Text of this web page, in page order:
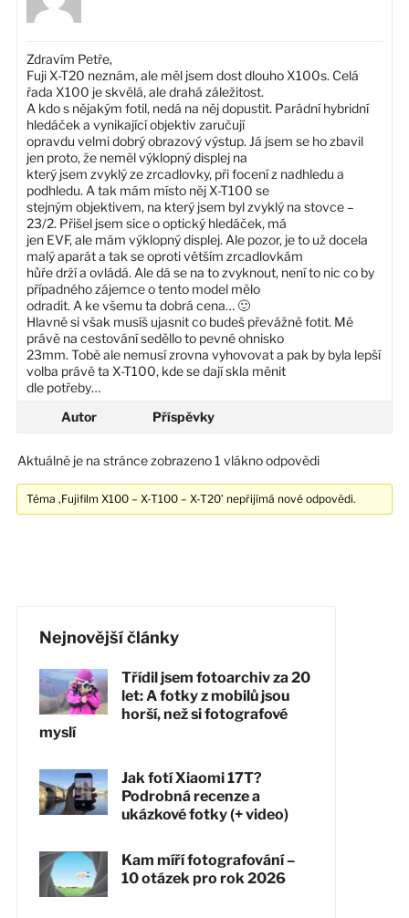
Zdravím Petře,
Fuji X-T20 neznám, ale měl jsem dost dlouho X100s. Celá
řada X100 je skvělá, ale drahá záležitost.
A kdo s nějakým fotil, nedá na něj dopustit. Parádní hybridní
hledáček a vynikající objektiv zaručují
opravdu velmi dobrý obrazový výstup. Já jsem se ho zbavil
jen proto, že neměl výklopný displej na
který jsem zvyklý ze zrcadlovky, při focení z nadhledu a
podhledu. A tak mám místo něj X-T100 se
stejným objektivem, na který jsem byl zvyklý na stovce –
23/2. Přišel jsem sice o optický hledáček, má
jen EVF, ale mám výklopný displej. Ale pozor, je to už docela
malý aparát a tak se oproti větším zrcadlovkám
hůře drží a ovládá. Ale dá se na to zvyknout, není to nic co by
případného zájemce o tento model mělo
odradit. A ke všemu ta dobrá cena… 🙂
Hlavně si však musíš ujasnit co budeš převážně fotit. Mě
právě na cestování seděllo to pevné ohnisko
23mm. Tobě ale nemusí zrovna vyhovovat a pak by byla lepší
volba právě ta X-T100, kde se dají skla měnit
dle potřeby…
Autor
Příspěvky
Aktuálně je na stránce zobrazeno 1 vlákno odpovědi
Téma ‚Fujifilm X100 – X-T100 – X-T20’ nepřijímá nové odpovědi.
Nejnovější články
Třídil jsem fotoarchiv za 20
let: A fotky z mobilů jsou
horší, než si fotografové
myslí
Jak fotí Xiaomi 17T?
Podrobná recenze a
ukázkové fotky (+ video)
Kam míří fotografování –
10 otázek pro rok 2026